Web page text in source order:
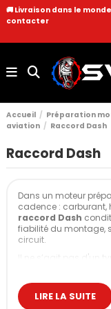
🚚 Livraison dans le
contacter
Accueil Préparation
aviation
Raccord Dash
Raccord Dash
Dans un moteur
cadence : carburant,
raccord Dash
fiabilité du montage,
circuit.
Il ne s’agit pas d'un
capacités de débit
LIRE LA SUITE